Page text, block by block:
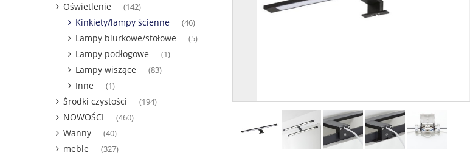
Oświetlenie (142)
Kinkiety/lampy ścienne (46)
Lampy biurkowe/stołowe (5)
Lampy podłogowe (1)
Lampy wiszące (83)
Inne (1)
Środki czystości (194)
NOWOŚCI (460)
Wanny (40)
meble (327)